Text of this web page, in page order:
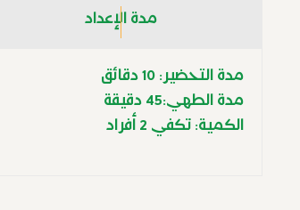
مدة الإعداد
مدة التحضير: 10 دقائق
مدة الطهي:45 دقيقة
الكمية: تكفي 2 أفراد